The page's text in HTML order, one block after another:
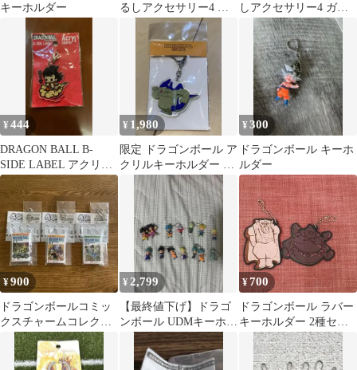
キーホルダー
るしアクセサリー4 コ
ンプリート
しアクセサリー4 ガチ
ャ ホイポイカプセル ②
¥444
DRAGON BALL B-
SIDE LABEL アクリル
チャーム 孫悟空
¥ 1,980
限定 ドラゴンボール ア
クリルキーホルダー ヒ
ストリー VOL.2 ギラン
¥300
ドラゴンボール キーホ
ルダー
¥900
ドラゴンボールコミッ
クスチャームコレクシ
ョン 31巻37巻38巻セ
ット
¥ 2,799
【最終値下げ】ドラゴ
ンボール UDMキーホル
ダー 15個セット
¥700
ドラゴンボール ラバー
キーホルダー 2種セッ